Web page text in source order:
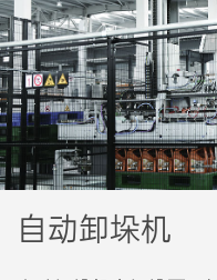
自动卸垛机